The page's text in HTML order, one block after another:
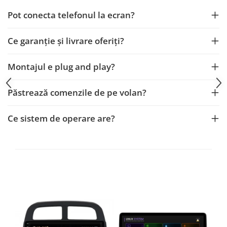
Volvo
Iveco
Porsche
Ssangyong
Rame adaptoare Isuzu
Rame adaptoare Subaru
Rame adaptoare Iveco
Rame adaptoare Smart
Pot conecta telefonul la ecran?
Ce garanție și livrare oferiți?
Montajul e plug and play?
Păstrează comenzile de pe volan?
Ce sistem de operare are?